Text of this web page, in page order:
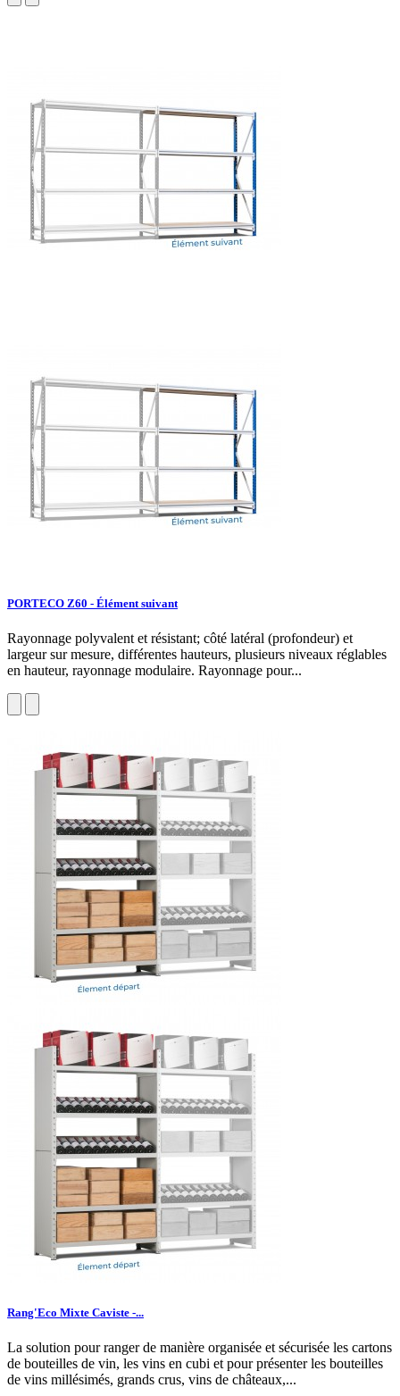
PORTECO Z60 - Élément suivant
Rayonnage polyvalent et résistant; côté latéral (profondeur) et
largeur sur mesure, différentes hauteurs, plusieurs niveaux réglables
en hauteur, rayonnage modulaire. Rayonnage pour...
Rang'Eco Mixte Caviste -...
La solution pour ranger de manière organisée et sécurisée les cartons
de bouteilles de vin, les vins en cubi et pour présenter les bouteilles
de vins millésimés, grands crus, vins de châteaux,...